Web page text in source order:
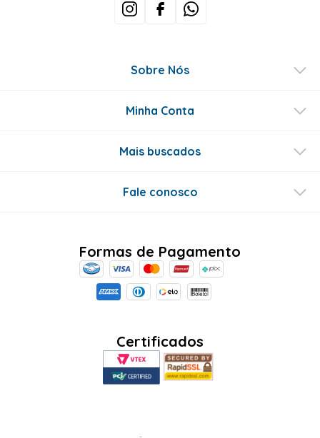
Sobre Nós
Minha Conta
Mais buscados
Fale conosco
Formas de Pagamento
Certificados